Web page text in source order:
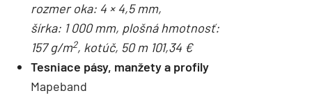
rozmer oka: 4 × 4,5 mm,
šírka: 1 000 mm, plošná hmotnosť:
157 g/m2, kotúč, 50 m 101,34 €
Tesniace pásy, manžety a profily
Mapeband